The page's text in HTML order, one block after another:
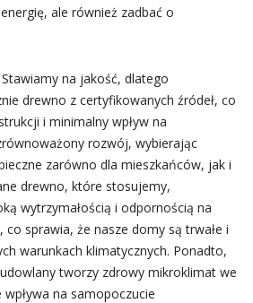
ale również zadbać o
na jakość, dlatego
drewno z certyfikowanych źródeł, co
i minimalny wpływ na
rozwój, wybierając
zarówno dla mieszkańców, jak i
drewno, które stosujemy,
wytrzymałością i odpornością na
sprawia, że nasze domy są trwałe i
warunkach klimatycznych. Ponadto,
tworzy zdrowy mikroklimat we
na samopoczucie